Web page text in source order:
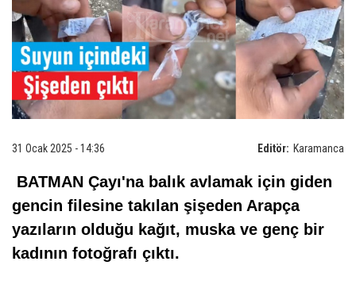
Editör: Karamanca
31 Ocak 2025 - 14:36
BATMAN Çayı'na balık avlamak için giden
gencin filesine takılan şişeden Arapça
yazıların olduğu kağıt, muska ve genç bir
kadının fotoğrafı çıktı.